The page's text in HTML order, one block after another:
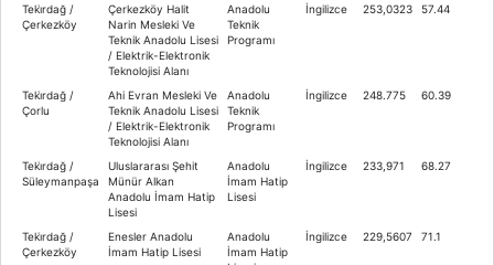
Teki̇rdağ /
Çerkezköy
Çerkezköy Halit
Narin Mesleki Ve
Teknik Anadolu Lisesi
/ Elektrik-Elektronik
Teknolojisi Alanı
Anadolu
Teknik
Programı
İngilizce 253,0323 57.44
Teki̇rdağ /
Çorlu
Ahi Evran Mesleki Ve
Teknik Anadolu Lisesi
/ Elektrik-Elektronik
Teknolojisi Alanı
Anadolu
Teknik
Programı
İngilizce 248.775 60.39
Teki̇rdağ /
Süleymanpaşa
Uluslararası Şehit
Münür Alkan
Anadolu İmam Hatip
Lisesi
Anadolu
İmam Hatip
Lisesi
İngilizce 233,971 68.27
Teki̇rdağ /
Çerkezköy
Enesler Anadolu
İmam Hatip Lisesi
Anadolu
İmam Hatip
İngilizce 229,5607 71.1